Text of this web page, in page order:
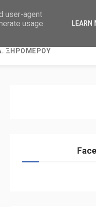
ΞΗΡΟΜΕΡΟΥ
user-agent
usage
LEARN